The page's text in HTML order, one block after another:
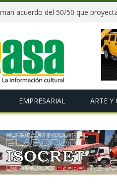
EMPRESARIAL ARTE Y